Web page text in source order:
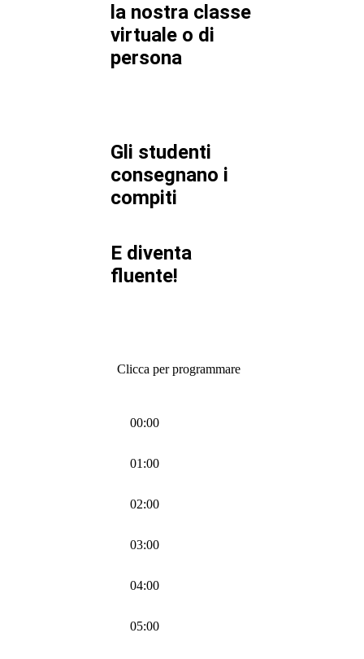
la nostra classe
virtuale o di
persona
Gli studenti
consegnano i
compiti
E diventa
fluente!
Clicca per programmare
00:00
01:00
02:00
03:00
04:00
05:00